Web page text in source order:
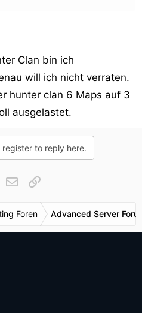
Clan bin ich
will ich nicht verraten.
hunter clan 6 Maps auf 3
ausgelastet.
register to reply here.
WhatsApp
E-Mail
Foren Advanced Server